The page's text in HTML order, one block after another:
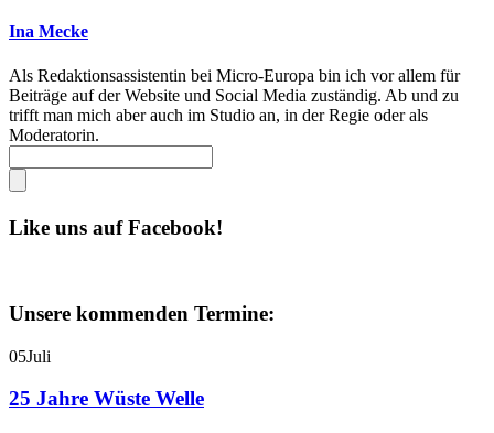
Ina Mecke
Als Redaktionsassistentin bei Micro-Europa bin ich vor allem für
Beiträge auf der Website und Social Media zuständig. Ab und zu
trifft man mich aber auch im Studio an, in der Regie oder als
Moderatorin.
Like uns auf Facebook!
Unsere kommenden Termine:
05Juli
25 Jahre Wüste Welle